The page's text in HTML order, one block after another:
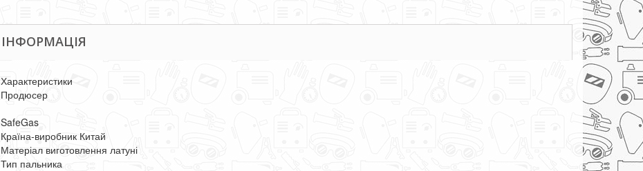
ІНФОРМАЦІЯ
Характеристики
Продюсер
SafeGas
Країна-виробник Китай
Матеріал виготовлення латуні
Тип пальника